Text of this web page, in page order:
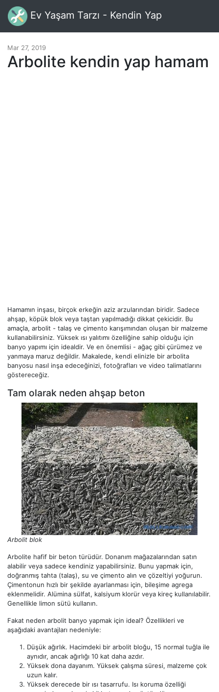
Ev Yaşam Tarzı - Kendin Yap
Mar 27, 2019
Arbolite kendin yap hamam
Hamamın inşası, birçok erkeğin aziz arzularından biridir. Sadece
ahşap, köpük blok veya taştan yapılmadığı dikkat çekicidir. Bu
amaçla, arbolit - talaş ve çimento karışımından oluşan bir malzeme
kullanabilirsiniz. Yüksek ısı yalıtımı özelliğine sahip olduğu için
banyo yapımı için idealdir. Ve en önemlisi - ağaç gibi çürümez ve
yanmaya maruz değildir. Makalede, kendi elinizle bir arbolita
banyosu nasıl inşa edeceğinizi, fotoğrafları ve video talimatlarını
göstereceğiz.
Tam olarak neden ahşap beton
Arbolit blok
Arbolite hafif bir beton türüdür. Donanım mağazalarından satın
alabilir veya sadece kendiniz yapabilirsiniz. Bunu yapmak için,
doğranmış tahta (talaş), su ve çimento alın ve çözeltiyi yoğurun.
Çimentonun hızlı bir şekilde ayarlanması için, bileşime agrega
eklenmelidir. Alümina sülfat, kalsiyum klorür veya kireç kullanılabilir.
Genellikle limon sütü kullanın.
Fakat neden arbolit banyo yapmak için ideal? Özellikleri ve
aşağıdaki avantajları nedeniyle:
Düşük ağırlık. Hacimdeki bir arbolit bloğu, 15 normal tuğla ile
aynıdır, ancak ağırlığı 10 kat daha azdır.
Yüksek dona dayanım. Yüksek çalışma süresi, malzeme çok
uzun kalır.
Yüksek derecede bir ısı tasarrufu. Isı koruma özelliği